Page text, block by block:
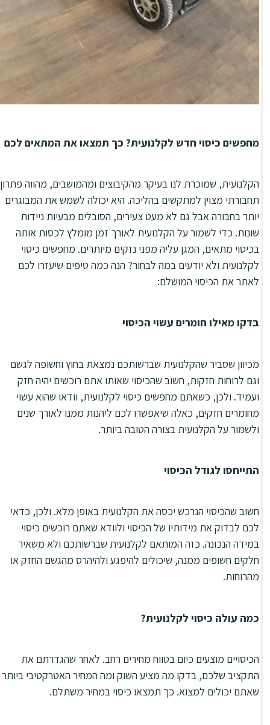
מחפשים כיסוי חדש לקלנועית? כך תמצאו את המתאים לכם
הקלנועית, שמוכרת לנו בעיקר מהקיבוצים ומהמושבים, מהווה פתרון
תחבורתי מצוין למתקשים בהליכה. היא יכולה לשמש את המבוגרים
יותר בחבורה אבל גם לא מעט צעירים, הסובלים מבעיות ניידות
שונות. כדי לשמור על הקלנועית לאורך זמן מומלץ לכסות אותה
בכיסוי מתאים, המגן עליה מפני נזקים מיותרים. מחפשים כיסוי
לקלנועית ולא יודעים במה לבחור? הנה כמה טיפים שיעזרו לכם
לאתר את הכיסוי המושלם:
בדקו מאילו חומרים עשוי הכיסוי
מכיוון שסביר שהקלנועית שברשותכם נמצאת בחוץ וחשופה לגשם
וגם לרוחות חזקות, חשוב שהכיסוי שאותו אתם רוכשים יהיה חזק
ועמיד. ולכן, כשאתם מחפשים כיסוי לקלנועית, וודאו שהוא עשוי
מחומרים חזקים, כאלה שיאפשרו לכם ליהנות ממנו לאורך שנים
ולשמור על הקלנועית בצורה הטובה ביותר.
התייחסו לגודל הכיסוי
חשוב שהכיסוי הנרכש יכסה את הקלנועית באופן מלא. ולכן, כדאי
לכם לבדוק את מידותיו של הכיסוי ולוודא שאתם רוכשים כיסוי
במידה הנכונה. כזה המותאם לקלנועית שברשותכם ולא משאיר
חלקים חשופים ממנה, שיכולים להיפגע ולהיהרס מהגשם החזק או
מהרוחות.
כמה עולה כיסוי לקלנועית?
הכיסויים מוצעים כיום בטווח מחירים רחב. לאחר שהגדרתם את
התקציב שלכם, בדקו מה מציע השוק ומה המחיר האטרקטיבי ביותר
שאתם יכולים למצוא. כך תמצאו כיסוי במחיר משתלם.